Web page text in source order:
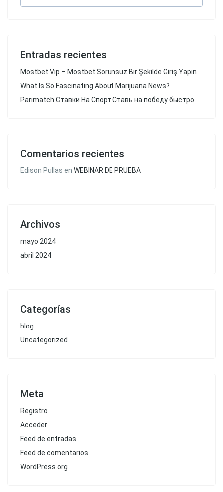
Entradas recientes
Mostbet Vip – Mostbet Sorunsuz Bir Şekilde Giriş Yapın
What Is So Fascinating About Marijuana News?
Parimatch Ставки На Спорт Ставь на победу быстро
Comentarios recientes
Edison Pullas en WEBINAR DE PRUEBA
Archivos
mayo 2024
abril 2024
Categorías
blog
Uncategorized
Meta
Registro
Acceder
Feed de entradas
Feed de comentarios
WordPress.org